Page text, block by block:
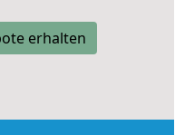
erhalten